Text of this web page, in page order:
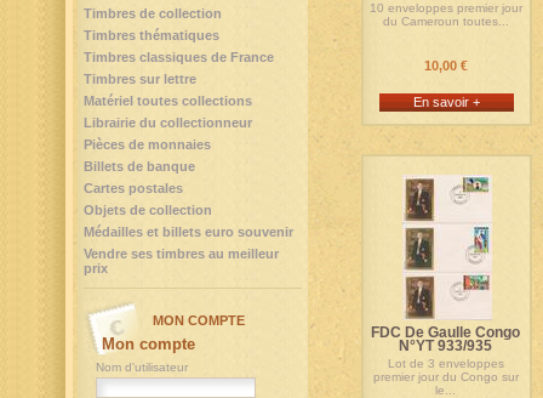
10 enveloppes premier jour
du Cameroun toutes...
10,00 €
En savoir +
FDC De Gaulle Congo
N°YT 933/935
Lot de 3 enveloppes
premier jour du Congo sur
le...
Timbres de collection
Timbres thématiques
Timbres classiques de France
Timbres sur lettre
Matériel toutes collections
Librairie du collectionneur
Pièces de monnaies
Billets de banque
Cartes postales
Objets de collection
Médailles et billets euro souvenir
Vendre ses timbres au meilleur
prix
MON COMPTE
Mon compte
Nom d'utilisateur